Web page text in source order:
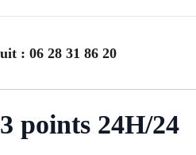
: 06 28 31 86 20
points 24H/24